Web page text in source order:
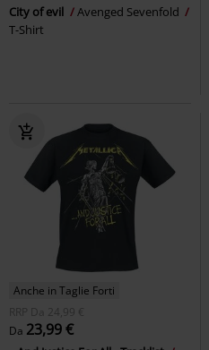
City of evil
Avenged Sevenfold
T-Shirt
Anche in Taglie Forti
RRP
Da 24,99 €
Da 23,99 €